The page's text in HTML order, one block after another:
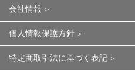
会社情報
個人情報保護方針
特定商取引法に基づく表記